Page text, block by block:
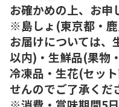
お確かめの上、お申
※島しょ(東京都・
お届けについては、
以内)・生鮮品(果物
冷凍品・生花(セッ
せんのでご了承くだ